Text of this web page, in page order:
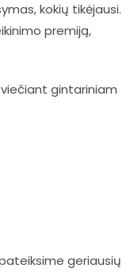
kokių tikėjausi.
premiją,
gintariniam
geriausių